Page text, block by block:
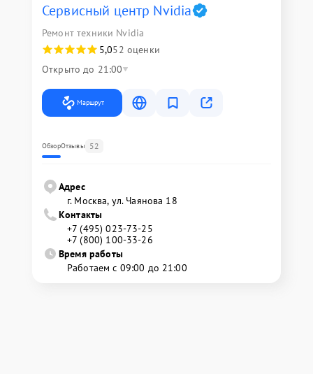
Сервисный центр Nvidia
Ремонт техники Nvidia
5,052 оценки
Открыто до 21:00
Маршрут
ОбзорОтзывы 52
Адрес
г. Москва, ул. Чаянова 18
Контакты
+7 (495) 023-73-25
+7 (800) 100-33-26
Время работы
Работаем с 09:00 до 21:00